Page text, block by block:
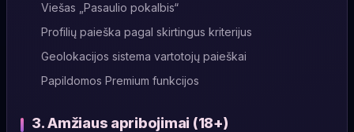
Viešas „Pasaulio pokalbis“
Profilių paieška pagal skirtingus kriterijus
Geolokacijos sistema vartotojų paieškai
Papildomos Premium funkcijos
3. Amžiaus apribojimai (18+)